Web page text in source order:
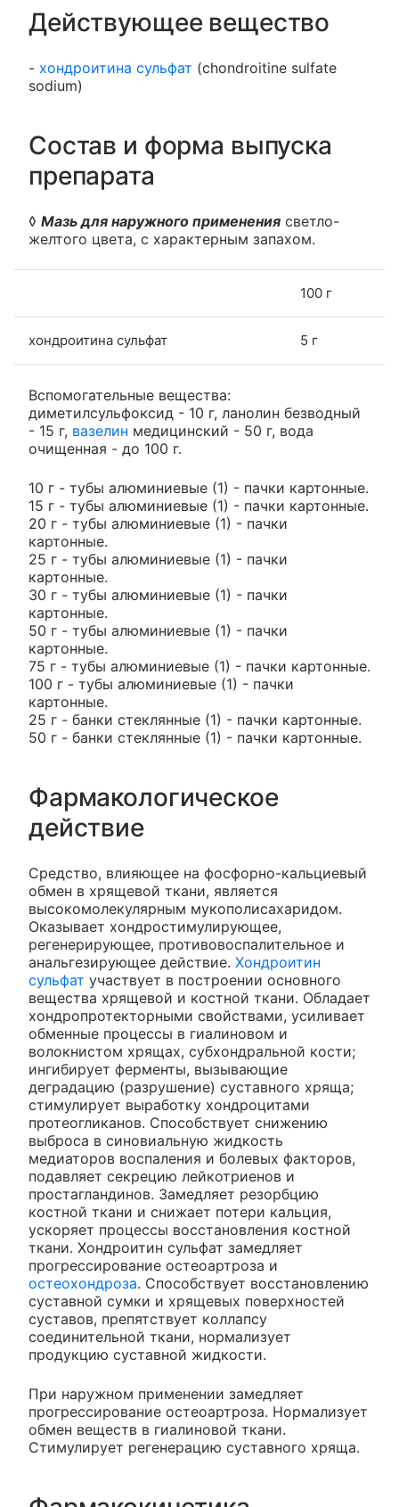
Действующее вещество
- хондроитина сульфат (chondroitine sulfate
sodium)
Состав и форма выпуска
препарата
◊ Мазь для наружного применения светло-
желтого цвета, с характерным запахом.
100 г
хондроитина сульфат 5 г
Вспомогательные вещества:
диметилсульфоксид - 10 г, ланолин безводный
- 15 г, вазелин медицинский - 50 г, вода
очищенная - до 100 г.
10 г - тубы алюминиевые (1) - пачки картонные.
15 г - тубы алюминиевые (1) - пачки картонные.
20 г - тубы алюминиевые (1) - пачки
картонные.
25 г - тубы алюминиевые (1) - пачки
картонные.
30 г - тубы алюминиевые (1) - пачки
картонные.
50 г - тубы алюминиевые (1) - пачки
картонные.
75 г - тубы алюминиевые (1) - пачки картонные.
100 г - тубы алюминиевые (1) - пачки
картонные.
25 г - банки стеклянные (1) - пачки картонные.
50 г - банки стеклянные (1) - пачки картонные.
Фармакологическое
действие
Средство, влияющее на фосфорно-кальциевый
обмен в хрящевой ткани, является
высокомолекулярным мукополисахаридом.
Оказывает хондростимулирующее,
регенерирующее, противовоспалительное и
анальгезирующее действие. Хондроитин
сульфат участвует в построении основного
вещества хрящевой и костной ткани. Обладает
хондропротекторными свойствами, усиливает
обменные процессы в гиалиновом и
волокнистом хрящах, субхондральной кости;
ингибирует ферменты, вызывающие
деградацию (разрушение) суставного хряща;
стимулирует выработку хондроцитами
протеогликанов. Способствует снижению
выброса в синовиальную жидкость
медиаторов воспаления и болевых факторов,
подавляет секрецию лейкотриенов и
простагландинов. Замедляет резорбцию
костной ткани и снижает потери кальция,
ускоряет процессы восстановления костной
ткани. Хондроитин сульфат замедляет
прогрессирование остеоартроза и
остеохондроза. Способствует восстановлению
суставной сумки и хрящевых поверхностей
суставов, препятствует коллапсу
соединительной ткани, нормализует
продукцию суставной жидкости.
При наружном применении замедляет
прогрессирование остеоартроза. Нормализует
обмен веществ в гиалиновой ткани.
Стимулирует регенерацию суставного хряща.